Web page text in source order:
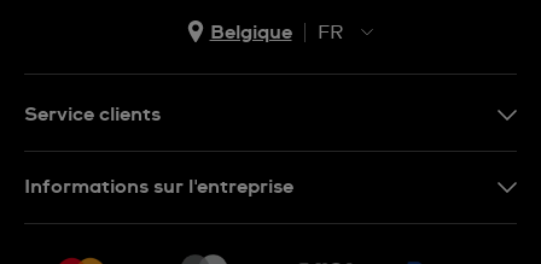
Belgique
FR
Service clients
Informations sur l'entreprise